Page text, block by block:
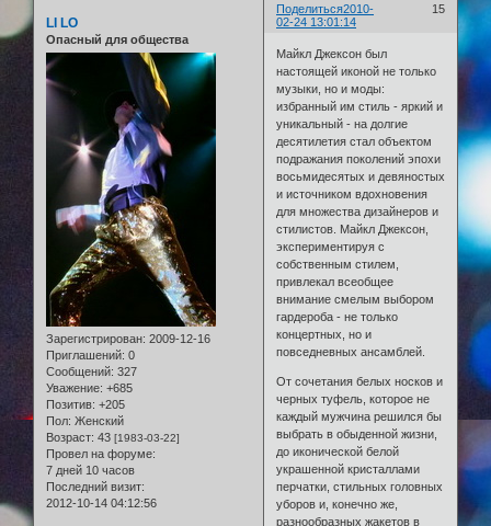
Поделиться 15
2010-
02-24 13:01:14
LI LO
Опасный для общества
Зарегистрирован: 2009-12-16
Приглашений: 0
Сообщений: 327
Уважение: +685
Позитив: +205
Пол: Женский
Возраст: 43 [1983-03-22]
Провел на форуме:
7 дней 10 часов
Последний визит:
2012-10-14 04:12:56
Майкл Джексон был
настоящей иконой не только
музыки, но и моды:
избранный им стиль - яркий и
уникальный - на долгие
десятилетия стал объектом
подражания поколений эпохи
восьмидесятых и девяностых
и источником вдохновения
для множества дизайнеров и
стилистов. Майкл Джексон,
экспериментируя с
собственным стилем,
привлекал всеобщее
внимание смелым выбором
гардероба - не только
концертных, но и
повседневных ансамблей.
От сочетания белых носков и
черных туфель, которое не
каждый мужчина решился бы
выбрать в обыденной жизни,
до иконической белой
украшенной кристаллами
перчатки, стильных головных
уборов и, конечно же,
разнообразных жакетов в